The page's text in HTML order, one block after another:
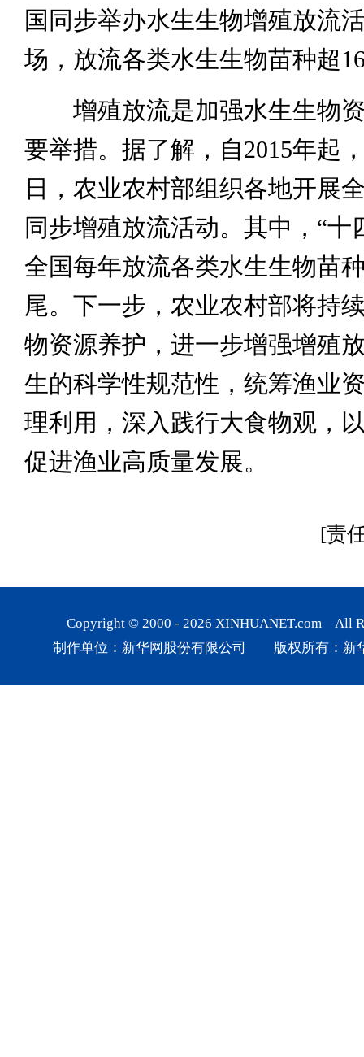
国同步举办水生生物增殖放流
场，放流各类水生生物苗种超
增殖放流是加强水生生物资
要举措。据了解，自2015年起
日，农业农村部组织各地开展
同步增殖放流活动。其中，“十
全国每年放流各类水生生物苗
尾。下一步，农业农村部将持
物资源养护，进一步增强增殖
生的科学性规范性，统筹渔业
理利用，深入践行大食物观，
促进渔业高质量发展。
[责
Copyright © 2000 - 2026 XINHUANET.com All
制作单位：新华网股份有限公司 版权所有：新